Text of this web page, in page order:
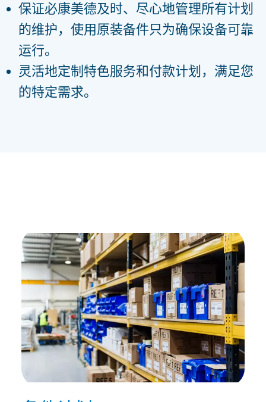
保证必康美德及时、尽心地管理所有计划
的维护，使用原装备件只为确保设备可靠
运行。
灵活地定制特色服务和付款计划，满足您
的特定需求。